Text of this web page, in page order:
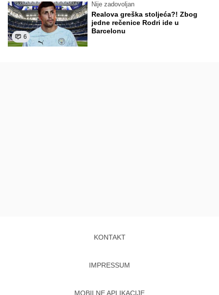
6
Nije zadovoljan
Realova greška stoljeća?! Zbog
jedne rečenice Rodri ide u
Barcelonu
KONTAKT
IMPRESSUM
MOBILNE APLIKACIJE